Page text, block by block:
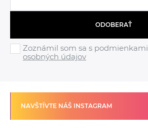
ODOBERAŤ
Zoznámil som sa s podmienkami
osobných údajov
NAVŠTÍVTE NÁŠ INSTAGRAM